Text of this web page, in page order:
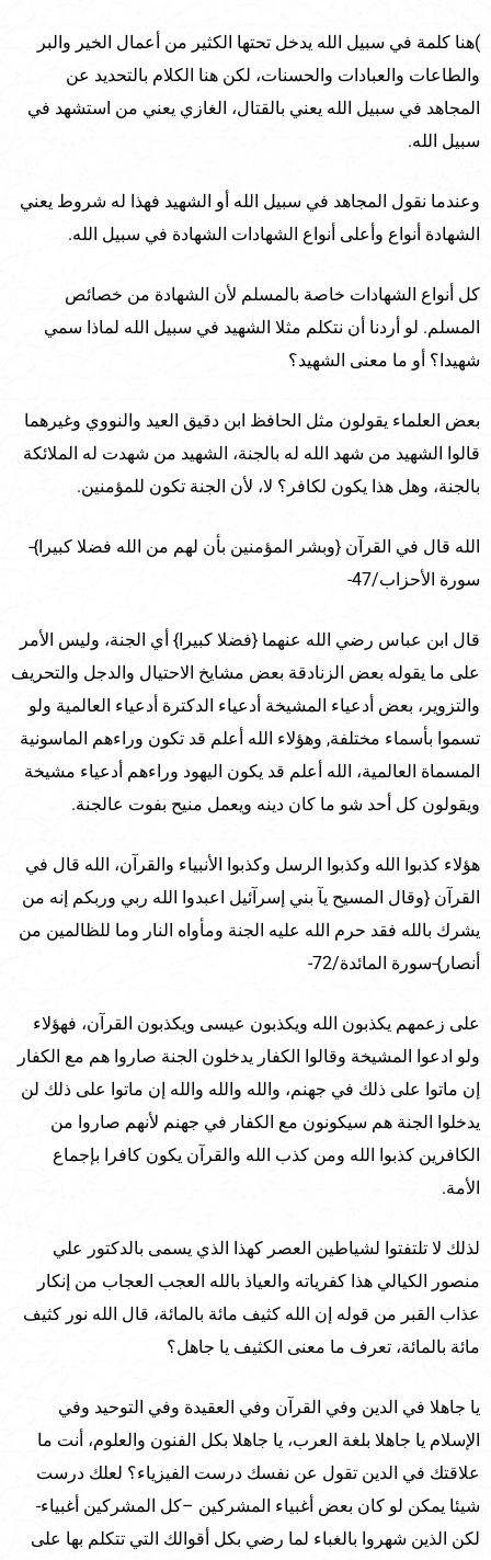
)هنا كلمة في سبيل الله يدخل تحتها الكثير من أعمال الخير والبر
والطاعات والعبادات والحسنات، لكن هنا الكلام بالتحديد عن
المجاهد في سبيل الله يعني بالقتال، الغازي يعني من استشهد في
سبيل الله.
وعندما نقول المجاهد في سبيل الله أو الشهيد فهذا له شروط يعني
الشهادة أنواع وأعلى أنواع الشهادات الشهادة في سبيل الله.
كل أنواع الشهادات خاصة بالمسلم لأن الشهادة من خصائص
المسلم. لو أردنا أن نتكلم مثلا الشهيد في سبيل الله لماذا سمي
شهيدا؟ أو ما معنى الشهيد؟
بعض العلماء يقولون مثل الحافظ ابن دقيق العيد والنووي وغيرهما
قالوا الشهيد من شهد الله له بالجنة، الشهيد من شهدت له الملائكة
بالجنة، وهل هذا يكون لكافر؟ لا، لأن الجنة تكون للمؤمنين.
الله قال في القرآن {وبشر المؤمنين بأن لهم من الله فضلا كبيرا}-
سورة الأحزاب/47-
قال ابن عباس رضي الله عنهما {فضلا كبيرا} أي الجنة، وليس الأمر
على ما يقوله بعض الزنادقة بعض مشايخ الاحتيال والدجل والتحريف
والتزوير، بعض أدعياء المشيخة أدعياء الدكترة أدعياء العالمية ولو
تسموا بأسماء مختلفة, وهؤلاء الله أعلم قد تكون وراءهم الماسونية
المسماة العالمية، الله أعلم قد يكون اليهود وراءهم أدعياء مشيخة
ويقولون كل أحد شو ما كان دينه ويعمل منيح بفوت عالجنة.
هؤلاء كذبوا الله وكذبوا الرسل وكذبوا الأنبياء والقرآن، الله قال في
القرآن {وقال المسيح يآ بني إسرآئيل اعبدوا الله ربي وربكم إنه من
يشرك بالله فقد حرم الله عليه الجنة ومأواه النار وما للظالمين من
أنصار}-سورة المائدة/72-
على زعمهم يكذبون الله ويكذبون عيسى ويكذبون القرآن، فهؤلاء
ولو ادعوا المشيخة وقالوا الكفار يدخلون الجنة صاروا هم مع الكفار
إن ماتوا على ذلك في جهنم، والله والله والله إن ماتوا على ذلك لن
يدخلوا الجنة هم سيكونون مع الكفار في جهنم لأنهم صاروا من
الكافرين كذبوا الله ومن كذب الله والقرآن يكون كافرا بإجماع
الأمة.
لذلك لا تلتفتوا لشياطين العصر كهذا الذي يسمى بالدكتور علي
منصور الكيالي هذا كفرياته والعياذ بالله العجب العجاب من إنكار
عذاب القبر من قوله إن الله كثيف مائة بالمائة، قال الله نور كثيف
مائة بالمائة، تعرف ما معنى الكثيف يا جاهل؟
يا جاهلا في الدين وفي القرآن وفي العقيدة وفي التوحيد وفي
الإسلام يا جاهلا بلغة العرب، يا جاهلا بكل الفنون والعلوم، أنت ما
علاقتك في الدين تقول عن نفسك درست الفيزياء؟ لعلك درست
شيئا يمكن لو كان بعض أغبياء المشركين –كل المشركين أغبياء-
لكن الذين شهروا بالغباء لما رضي بكل أقوالك التي تتكلم بها على